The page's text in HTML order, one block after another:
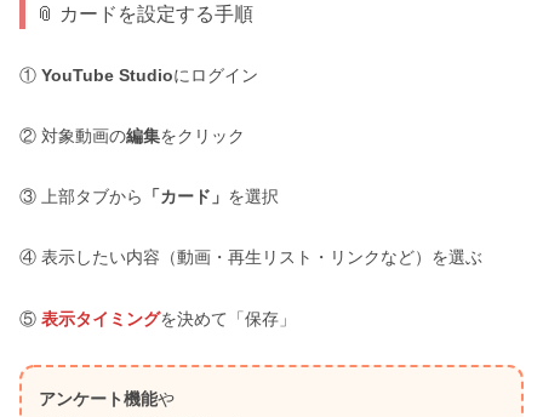
📎 カードを設定する手順
① YouTube Studioにログイン
② 対象動画の編集をクリック
③ 上部タブから 「カード」 を選択
④ 表示したい内容（動画・再生リスト・リンクなど）を選ぶ
⑤ 表示タイミングを決めて「保存」
アンケート機能や